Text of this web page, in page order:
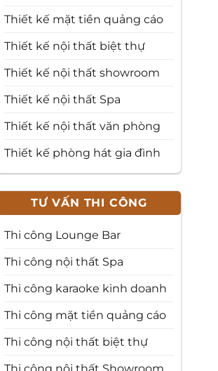
Thiết kế mặt tiền quảng cáo
Thiết kế nội thất biệt thự
Thiết kế nội thất showroom
Thiết kế nội thất Spa
Thiết kế nội thất văn phòng
Thiết kế phòng hát gia đình
TƯ VẤN THI CÔNG
Thi công Lounge Bar
Thi công nội thất Spa
Thi công karaoke kinh doanh
Thi công mặt tiền quảng cáo
Thi công nội thất biệt thự